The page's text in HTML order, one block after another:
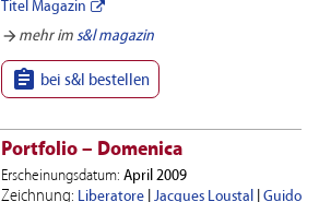
Titel Magazin
arrow_forward mehr im s&l magazin
 bei s&l bestellen
Portfolio – Domenica
Erscheinungsdatum: April 2009
Zeichnung: Liberatore| Jacques Loustal| Guido